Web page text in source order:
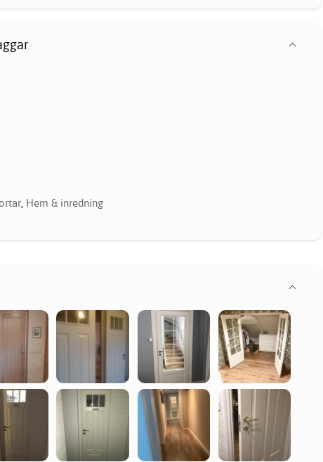
, Hem & inredning